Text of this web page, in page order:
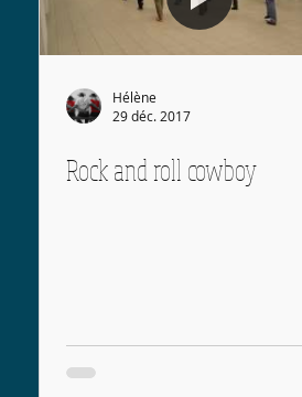
Hélène
29 déc. 2017
Rock and roll cowboy